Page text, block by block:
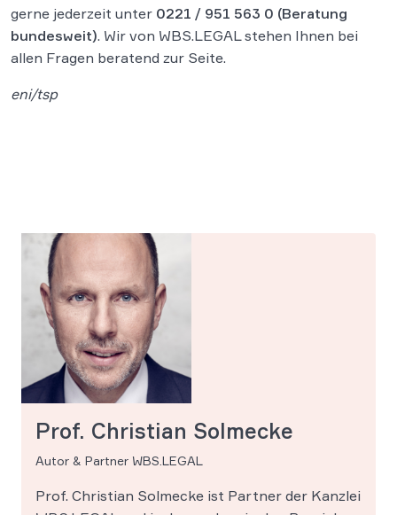
gerne jederzeit unter 0221 / 951 563 0 (Beratung
bundesweit). Wir von WBS.LEGAL stehen Ihnen bei
allen Fragen beratend zur Seite.
eni/tsp
Prof. Christian Solmecke
Autor & Partner WBS.LEGAL
Prof. Christian Solmecke ist Partner der Kanzlei